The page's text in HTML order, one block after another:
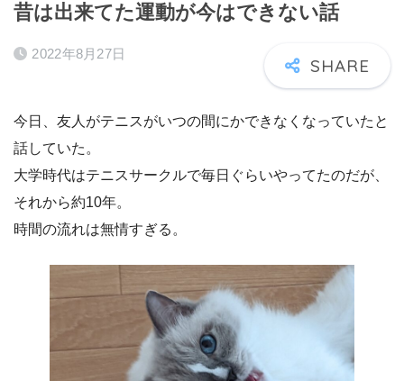
昔は出来てた運動が今はできない話
2022年8月27日
今日、友人がテニスがいつの間にかできなくなっていたと
話していた。
大学時代はテニスサークルで毎日ぐらいやってたのだが、
それから約10年。
時間の流れは無情すぎる。